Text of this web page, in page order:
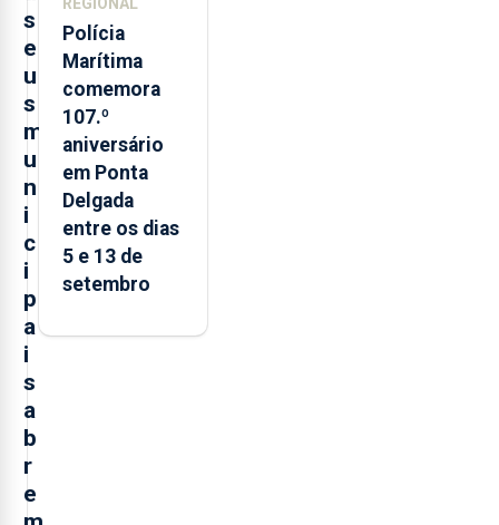
s
e
u
s
m
u
n
i
c
i
p
a
i
s
a
b
r
e
REGIONAL
Polícia
Marítima
comemora
107.º
aniversário
em Ponta
Delgada
entre os dias
5 e 13 de
setembro